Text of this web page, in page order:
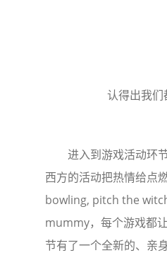
认得出我们
进入到游戏活动环
西方的活动把热情给点
bowling, pitch the
mummy，每个游戏都
节有了一个全新的、亲